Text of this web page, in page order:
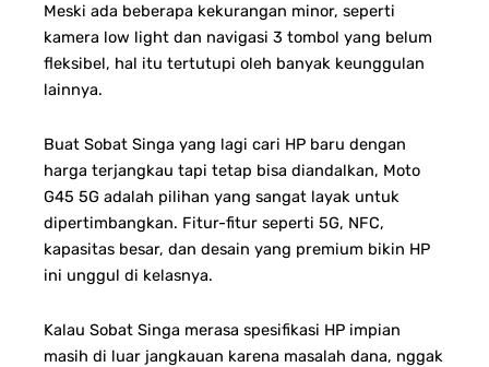
Meski ada beberapa kekurangan minor, seperti
kamera low light dan navigasi 3 tombol yang belum
fleksibel, hal itu tertutupi oleh banyak keunggulan
lainnya.
Buat Sobat Singa yang lagi cari HP baru dengan
harga terjangkau tapi tetap bisa diandalkan, Moto
G45 5G adalah pilihan yang sangat layak untuk
dipertimbangkan. Fitur-fitur seperti 5G, NFC,
kapasitas besar, dan desain yang premium bikin HP
ini unggul di kelasnya.
Kalau Sobat Singa merasa spesifikasi HP impian
masih di luar jangkauan karena masalah dana, nggak